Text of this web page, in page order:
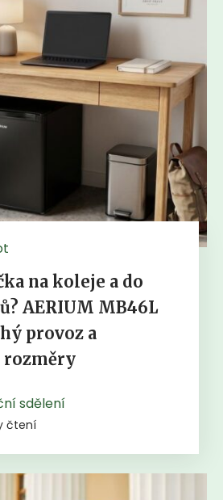
na koleje a do
AERIUM MB46L
provoz a
sdělení
čtení